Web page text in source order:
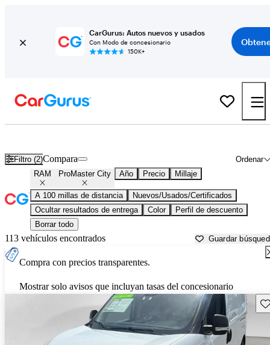
CarGurus: Autos nuevos y usados
Con Modo de concesionario
150K+
Filtro (2) Ordenar
Compara
RAM ProMaster City Año Precio Millaje
A 100 millas de distancia
Nuevos/Usados/Certificados
Ocultar resultados de entrega
Color
Perfil de descuento
Borrar todo
113 vehículos encontrados Guardar
Compra con precios transparentes.
Mostrar solo avisos que incluyan tasas del concesionario